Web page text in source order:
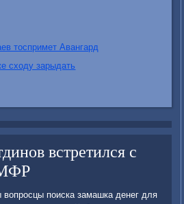
тоспримет Авангард
сходу зарыдать
встретился с
поиска замашка денег для